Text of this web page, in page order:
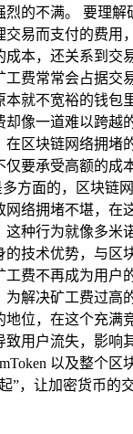
的不满。 要理
易而支付的费用
本，还关系到交
工费常常会占据交
就不宽裕的钱包
却像一道难以跨
区块链网络拥堵
仅要承受高额的
多方面的，区块链
络拥堵不堪，在
种行为就像多米
的技术优势，与
费不再成为用户
解决矿工费过高
位，在这个充满
用户流失，影响
以及整个
”，让加密货币的